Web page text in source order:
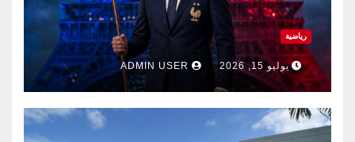
رياضية
يوليو 15, 2026